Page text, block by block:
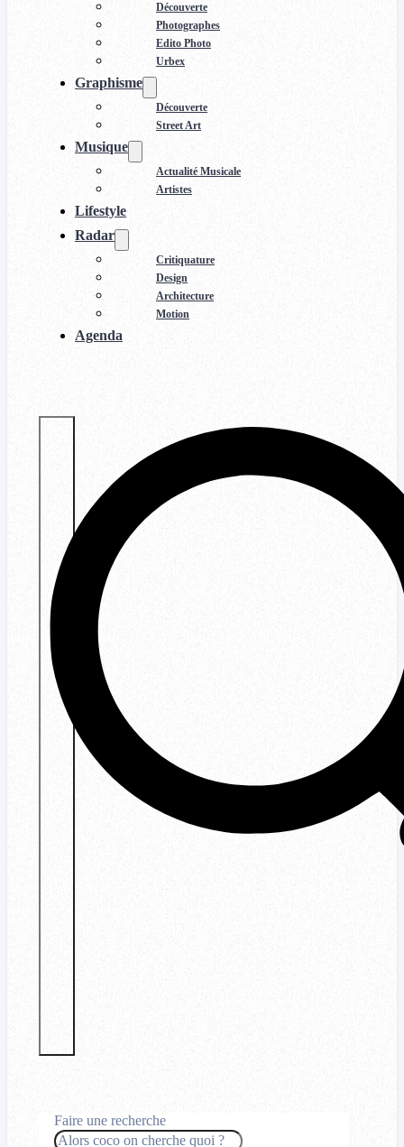
Découverte
Photographes
Edito Photo
Urbex
Graphisme
Découverte
Street Art
Musique
Actualité Musicale
Artistes
Lifestyle
Radar
Critiquature
Design
Architecture
Motion
Agenda
Faire une recherche
Rechercher